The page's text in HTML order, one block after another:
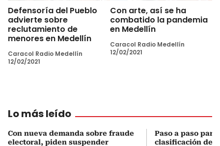
Defensoría del Pueblo
advierte sobre
reclutamiento de
menores en Medellín
Caracol Radio Medellín
12/02/2021
Con arte, así se ha
combatido la pandemia
en Medellín
Caracol Radio Medellín
12/02/2021
Lo más leído
Con nueva demanda sobre fraude
electoral, piden suspender
Paso a paso
clasificación del